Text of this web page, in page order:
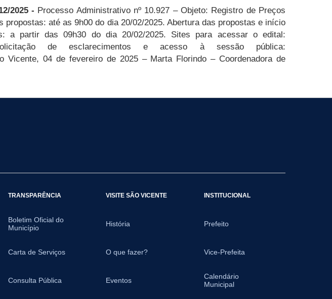
2025- Processo Administrativo nº 10.927 – Objeto: Registro de Preços
propostas: até as9h00 do dia 20/02/2025. Abertura das propostas e início
a partir das 09h30 do dia 20/02/2025. Sites para acessar o edital:
de esclarecimentos e acesso à sessão pública:
Vicente, 04 de fevereirode 2025– Marta Florindo – Coordenadora de
TRANSPARÊNCIA
Boletim Oficial do
Município
Carta de Serviços
Consulta Pública
VISITE SÃO VICENTE
História
O que fazer?
Eventos
INSTITUCIONAL
Prefeito
Vice-Prefeita
Calendário
Municipal